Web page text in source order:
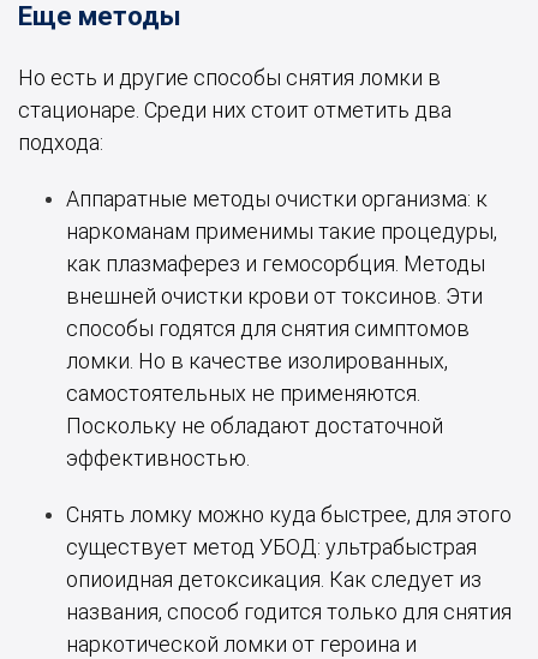
Еще методы
Но есть и другие способы снятия ломки в
стационаре. Среди них стоит отметить два
подхода:
Аппаратные методы очистки организма: к
наркоманам применимы такие процедуры,
как плазмаферез и гемосорбция. Методы
внешней очистки крови от токсинов. Эти
способы годятся для снятия симптомов
ломки. Но в качестве изолированных,
самостоятельных не применяются.
Поскольку не обладают достаточной
эффективностью.
Снять ломку можно куда быстрее, для этого
существует метод УБОД: ультрабыстрая
опиоидная детоксикация. Как следует из
названия, способ годится только для снятия
наркотической ломки от героина и